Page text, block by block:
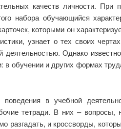
качеств личности. При
набора обучающийся
которыми он
узнает о тех своих
Однако
в обучении и других формах
в учебной
тетради. В них – вопросы,
разгадать, и кроссворды,